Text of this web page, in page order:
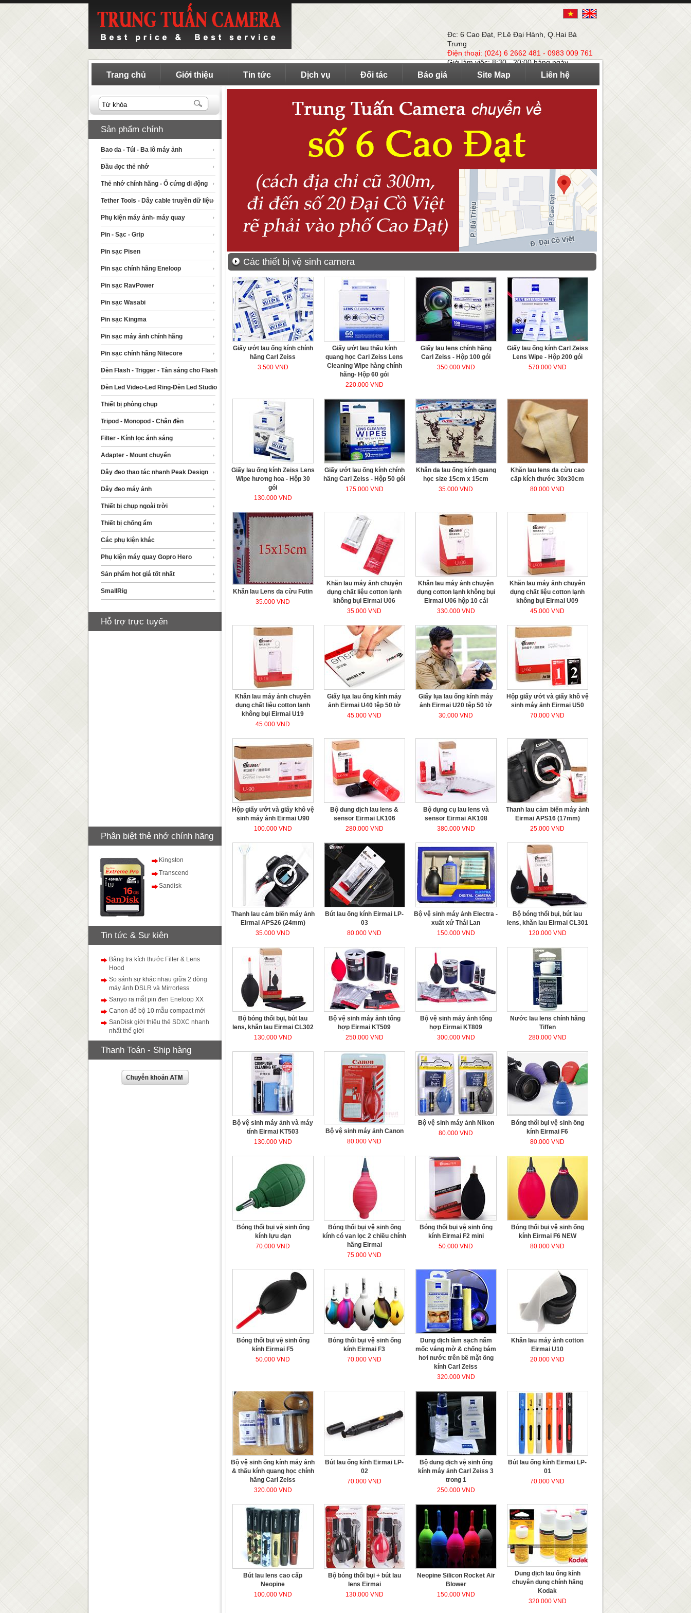
Đc: 6 Cao Đạt, P.Lê Đại Hành, Q.Hai Bà
Trưng
Điện thoại: (024) 6 2662 481 - 0983 009 761
Giờ làm việc: 8:30 - 20:00 hàng ngày
Trang chủ Giới thiệu Tin tức Dịch vụ Đối tác Báo giá Site Map Liên hệ
Sản phẩm chính
Bao da - Túi - Ba lô máy ảnh
Đầu đọc thẻ nhớ
Thẻ nhớ chính hãng - Ổ cứng di động
Tether Tools - Dây cable truyền dữ liệu
Phụ kiện máy ảnh- máy quay
Pin - Sạc - Grip
Pin sạc Pisen
Pin sạc chính hãng Eneloop
Pin sạc RavPower
Pin sạc Wasabi
Pin sạc Kingma
Pin sạc máy ảnh chính hãng
Pin sạc chính hãng Nitecore
Đèn Flash - Trigger - Tản sáng cho Flash
Đèn Led Video-Led Ring-Đèn Led Studio
Thiết bị phòng chụp
Tripod - Monopod - Chân đèn
Filter - Kính lọc ánh sáng
Adapter - Mount chuyển
Dây đeo thao tác nhanh Peak Design
Dây đeo máy ảnh
Thiết bị chụp ngoài trời
Thiết bị chống ẩm
Các phụ kiện khác
Phụ kiện máy quay Gopro Hero
Sản phẩm hot giá tốt nhất
SmallRig
Hỗ trợ trực tuyến
Phân biệt thẻ nhớ chính hãng
Kingston
Transcend
Sandisk
Tin tức & Sự kiện
Bảng tra kích thước Filter & Lens
Hood
So sánh sự khác nhau giữa 2 dòng
máy ảnh DSLR và Mirrorless
Sanyo ra mắt pin đen Eneloop XX
Canon đổ bộ 10 mẫu compact mới
SanDisk giới thiệu thẻ SDXC nhanh
nhất thế giới
Thanh Toán - Ship hàng
Các thiết bị vệ sinh camera
Giấy ướt lau ống kính chính
hãng Carl Zeiss
3.500 VND
Giấy ướt lau thấu kính
quang học Carl Zeiss Lens
Cleaning Wipe hàng chính
hãng- Hộp 60 gói
220.000 VND
Giấy lau lens chính hãng
Carl Zeiss - Hộp 100 gói
350.000 VND
Giấy lau ống kính Carl Zeiss
Lens Wipe - Hộp 200 gói
570.000 VND
Giấy lau ống kính Zeiss Lens
Wipe hương hoa - Hộp 30
gói
130.000 VND
Giấy ướt lau ống kính chính
hãng Carl Zeiss - Hộp 50 gói
175.000 VND
Khăn da lau ống kính quang
học size 15cm x 15cm
35.000 VND
Khăn lau lens da cừu cao
cấp kích thước 30x30cm
80.000 VND
Khăn lau Lens da cừu Futin
35.000 VND
Khăn lau máy ảnh chuyện
dụng chất liệu cotton lạnh
không bụi Eirmai U06
35.000 VND
Khăn lau máy ảnh chuyện
dụng cotton lạnh không bụi
Eirmai U06 hộp 10 cái
330.000 VND
Khăn lau máy ảnh chuyên
dụng chất liệu cotton lạnh
không bụi Eirmai U09
45.000 VND
Khăn lau máy ảnh chuyên
dụng chất liệu cotton lạnh
không bụi Eirmai U19
45.000 VND
Giấy lụa lau ống kính máy
ảnh Eirmai U40 tệp 50 tờ
45.000 VND
Giấy lụa lau ống kính máy
ảnh Eirmai U20 tệp 50 tờ
30.000 VND
Hộp giấy ướt và giấy khô vệ
sinh máy ảnh Eirmai U50
70.000 VND
Hộp giấy ướt và giấy khô vệ
sinh máy ảnh Eirmai U90
100.000 VND
Bộ dung dịch lau lens &
sensor Eirmai LK106
280.000 VND
Bộ dụng cụ lau lens và
sensor Eirmai AK108
380.000 VND
Thanh lau cảm biến máy ảnh
Eirmai APS16 (17mm)
25.000 VND
Thanh lau cảm biến máy ảnh
Eirmai APS26 (24mm)
35.000 VND
Bút lau ống kính Eirmai LP-
03
80.000 VND
Bộ vệ sinh máy ảnh Electra -
xuất xứ Thái Lan
150.000 VND
Bộ bóng thổi bụi, bút lau
lens, khăn lau Eirmai CL301
120.000 VND
Bộ bóng thổi bụi, bút lau
lens, khăn lau Eirmai CL302
130.000 VND
Bộ vệ sinh máy ảnh tổng
hợp Eirmai KT509
250.000 VND
Bộ vệ sinh máy ảnh tổng
hợp Eirmai KT809
300.000 VND
Nước lau lens chính hãng
Tiffen
280.000 VND
Bộ vệ sinh máy ảnh và máy
tính Eirmai KT503
130.000 VND
Bộ vệ sinh máy ảnh Canon
80.000 VND
Bộ vệ sinh máy ảnh Nikon
80.000 VND
Bóng thổi bụi vệ sinh ống
kính Eirmai F6
80.000 VND
Bóng thổi bụi vệ sinh ống
kính lựu đạn
70.000 VND
Bóng thổi bụi vệ sinh ống
kính có van lọc 2 chiều chính
hãng Eirmai
75.000 VND
Bóng thổi bụi vệ sinh ống
kính Eirmai F2 mini
50.000 VND
Bóng thổi bụi vệ sinh ống
kính Eirmai F6 NEW
80.000 VND
Bóng thổi bụi vệ sinh ống
kính Eirmai F5
50.000 VND
Bóng thổi bụi vệ sinh ống
kính Eirmai F3
70.000 VND
Dung dịch làm sạch nấm
mốc váng mờ & chống bám
hơi nước trên bề mặt ống
kính Carl Zeiss
320.000 VND
Khăn lau máy ảnh cotton
Eirmai U10
20.000 VND
Bộ vệ sinh ống kính máy ảnh
& thấu kính quang học chính
hãng Carl Zeiss
320.000 VND
Bút lau ống kính Eirmai LP-
02
70.000 VND
Bộ dung dịch vệ sinh ống
kính máy ảnh Carl Zeiss 3
trong 1
250.000 VND
Bút lau ống kính Eirmai LP-
01
70.000 VND
Bút lau lens cao cấp
Neopine
100.000 VND
Bộ bóng thổi bụi + bút lau
lens Eirmai
130.000 VND
Neopine Silicon Rocket Air
Blower
150.000 VND
Dung dịch lau ống kính
chuyên dụng chính hãng
Kodak
320.000 VND